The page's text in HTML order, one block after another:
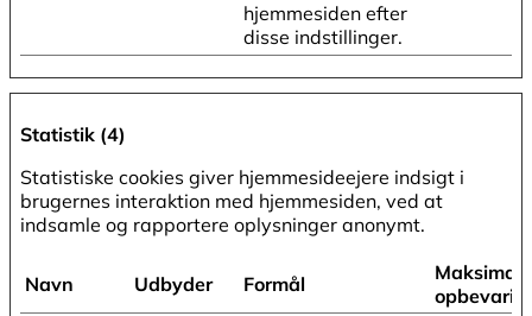
hjemmesiden efter
disse indstillinger.
Statistik (4)
Statistiske cookies giver hjemmesideejere indsigt i
brugernes interaktion med hjemmesiden, ved at
indsamle og rapportere oplysninger anonymt.
Navn Udbyder Formål
Maksimal